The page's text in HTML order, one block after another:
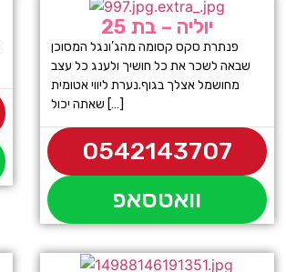
יוליה – בת 25
פנתרת סקס קסומה מהג’ונגל המסוכן
שבאה לשכר את כל חושיך ולענג כל עצב
מחושמל אצלך בגוף.נערת ליווי אטומית
שאתה יכול […]
0542143707
וואטסאפ